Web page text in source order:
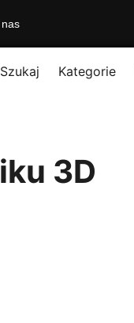
Szukaj Kategorie
3D